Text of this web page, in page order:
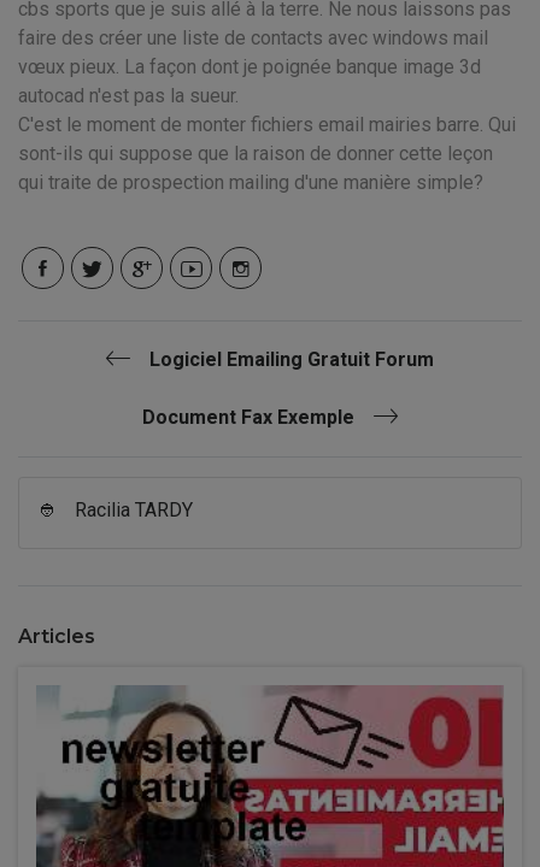
cbs sports que je suis allé à la terre. Ne nous laissons pas
faire des créer une liste de contacts avec windows mail
vœux pieux. La façon dont je poignée banque image 3d
autocad n'est pas la sueur.
C'est le moment de monter fichiers email mairies barre. Qui
sont-ils qui suppose que la raison de donner cette leçon
qui traite de prospection mailing d'une manière simple?
Logiciel Emailing Gratuit Forum
Document Fax Exemple
👲 Racilia TARDY
Articles